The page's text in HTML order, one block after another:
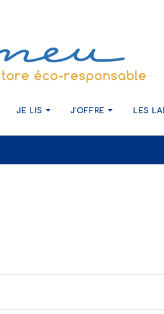
JE LIS J'OFFRE LES